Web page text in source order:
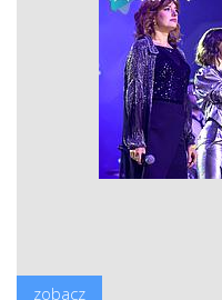
zobacz